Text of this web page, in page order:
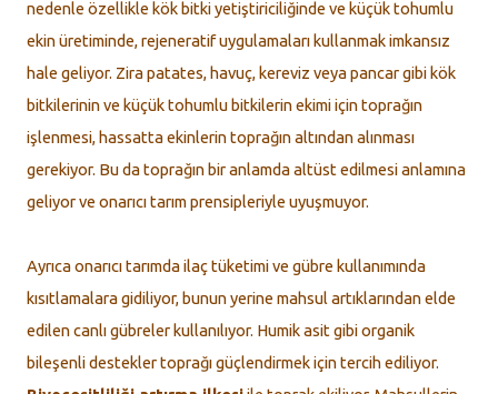
nedenle özellikle kök bitki yetiştiriciliğinde ve küçük tohumlu
ekin üretiminde, rejeneratif uygulamaları kullanmak imkansız
hale geliyor. Zira patates, havuç, kereviz veya pancar gibi kök
bitkilerinin ve küçük tohumlu bitkilerin ekimi için toprağın
işlenmesi, hassatta ekinlerin toprağın altından alınması
gerekiyor. Bu da toprağın bir anlamda altüst edilmesi anlamına
geliyor ve onarıcı tarım prensipleriyle uyuşmuyor.
Ayrıca onarıcı tarımda ilaç tüketimi ve gübre kullanımında
kısıtlamalara gidiliyor, bunun yerine mahsul artıklarından elde
edilen canlı gübreler kullanılıyor. Humik asit gibi organik
bileşenli destekler toprağı güçlendirmek için tercih ediliyor.